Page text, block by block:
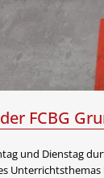
FCBG
und Dienstag